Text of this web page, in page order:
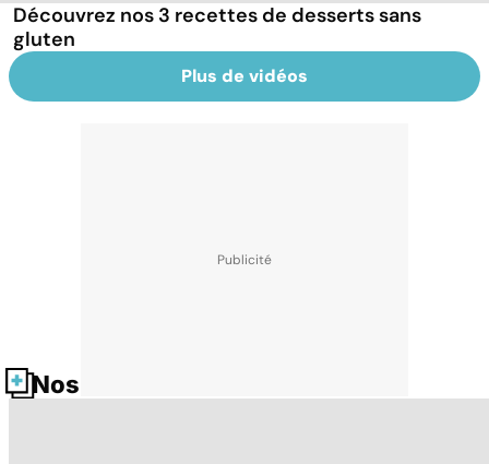
Découvrez nos 3 recettes de desserts sans
gluten
Plus de vidéos
Nos fiches santé